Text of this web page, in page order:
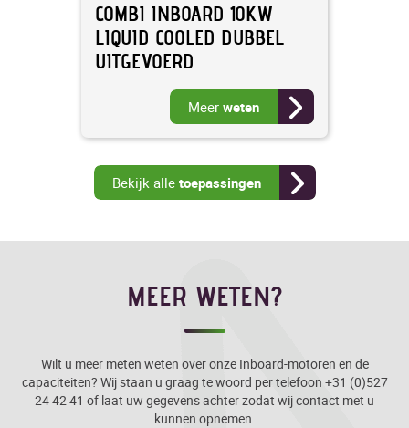
COMBI INBOARD 10KW
LIQUID COOLED DUBBEL
UITGEVOERD
Meer weten
Bekijk alle toepassingen
MEER WETEN?
Wilt u meer meten weten over onze Inboard-motoren en de
capaciteiten? Wij staan u graag te woord per telefoon +31 (0)527
24 42 41 of laat uw gegevens achter zodat wij contact met u
kunnen opnemen.